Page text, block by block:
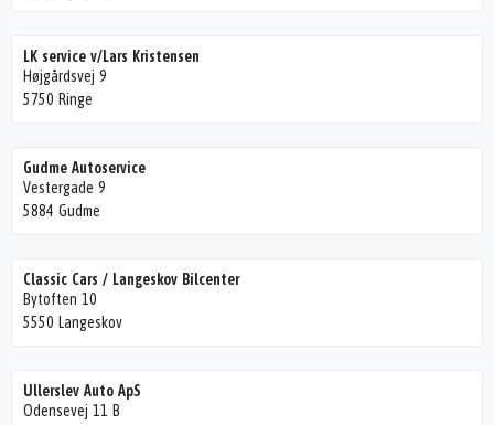
LK service v/Lars Kristensen
Højgårdsvej 9
5750 Ringe
Gudme Autoservice
Vestergade 9
5884 Gudme
Classic Cars / Langeskov Bilcenter
Bytoften 10
5550 Langeskov
Ullerslev Auto ApS
Odensevej 11 B